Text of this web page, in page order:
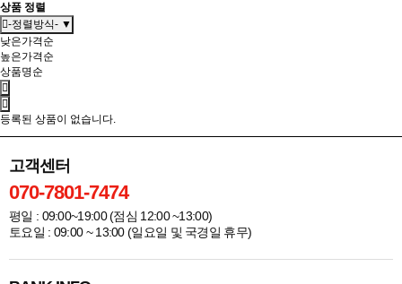
상품 정렬
-정렬방식- ▼
낮은가격순
높은가격순
상품명순
등록된 상품이 없습니다.
고객센터
070-7801-7474
평일 : 09:00~19:00 (점심 12:00 ~13:00)
토요일 : 09:00 ~ 13:00 (일요일 및 국경일 휴무)